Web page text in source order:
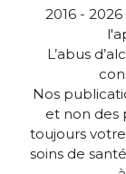
2016 -
L’abus
Nos
et non des
toujours
soins de